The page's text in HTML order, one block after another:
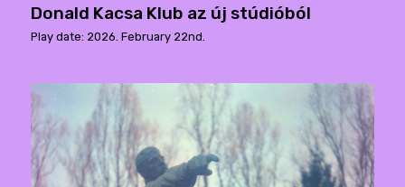
Donald Kacsa Klub az új stúdióból
Play date: 2026. February 22nd.